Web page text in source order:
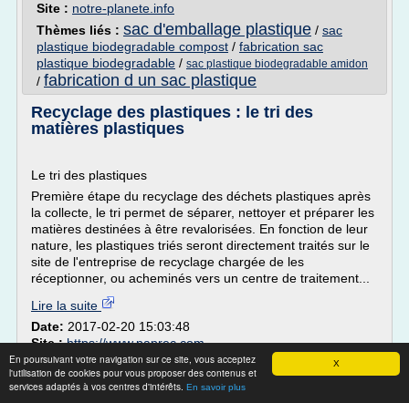
X
En poursuivant votre navigation sur ce site, vous acceptez
l'utilisation de cookies pour vous proposer des contenus et
services adaptés à vos centres d'intérêts. En savoir plus
Site : notre-planete.info
Thèmes liés : sac d'emballage plastique / sac
plastique biodegradable compost / fabrication sac
plastique biodegradable / sac plastique biodegradable amidon
/ fabrication d un sac plastique
Recyclage des plastiques : le tri des
matières plastiques
Le tri des plastiques
Première étape du recyclage des déchets plastiques après
la collecte, le tri permet de séparer, nettoyer et préparer les
matières destinées à être revalorisées. En fonction de leur
nature, les plastiques triés seront directement traités sur le
site de l'entreprise de recyclage chargée de les
réceptionner, ou acheminés vers un centre de traitement...
Lire la suite
Date: 2017-02-20 15:03:48
Site :https://www.paprec.com
Thèmes liés :dechet plastique recyclage france
entreprise de recyclage de dechets plastiques/recyclage
bouchon bouteille plastique
tri des dechets et recyclage